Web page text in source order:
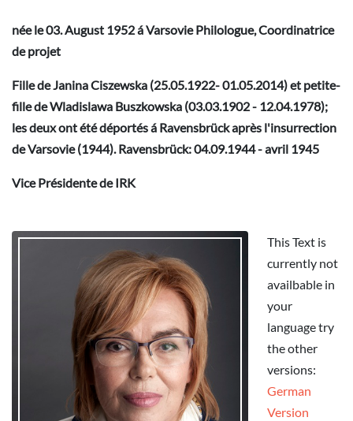
née le 03. August 1952 á Varsovie Philologue, Coordinatrice
de projet
Fille deJanina Ciszewska (25.05.1922- 01.05.2014) et petite-
fille deWladislawa Buszkowska (03.03.1902 - 12.04.1978);
les deux ont été déportés á Ravensbrück après l'insurrection
de Varsovie (1944). Ravensbrück: 04.09.1944 - avril 1945
Vice Présidente de IRK
This Text is
currently not
availbable in
your
language try
the other
versions:
German
Version